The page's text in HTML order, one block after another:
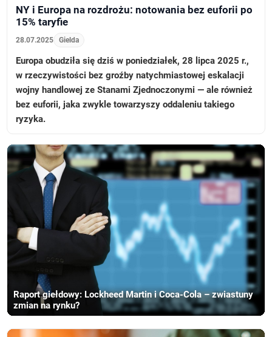
NY i Europa na rozdrożu: notowania bez euforii po
15% taryfie
28.07.2025 Gielda
Europa obudziła się dziś w poniedziałek, 28 lipca 2025 r.,
w rzeczywistości bez groźby natychmiastowej eskalacji
wojny handlowej ze Stanami Zjednoczonymi — ale również
bez euforii, jaka zwykle towarzyszy oddaleniu takiego
ryzyka.
Raport giełdowy: Lockheed Martin i Coca-Cola – zwiastuny
zmian na rynku?